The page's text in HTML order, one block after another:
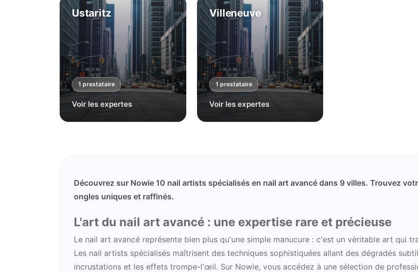
Ustaritz
1 prestataire
Voir les expertes
Villeneuve
1 prestataire
Voir les expertes
Découvrez sur Nowie 10 nail artists spécialisés en nail art avancé dans 9 villes. Trouvez
ongles uniques et raffinés.
L'art du nail art avancé : une expertise rare et précieuse
Le nail art avancé représente bien plus qu'une simple manucure : c'est un véritable art qui
Les nail artists spécialisés maîtrisent des techniques sophistiquées allant des dégradés
incrustations et les effets trompe-l'œil. Sur Nowie, vous accédez à une sélection de